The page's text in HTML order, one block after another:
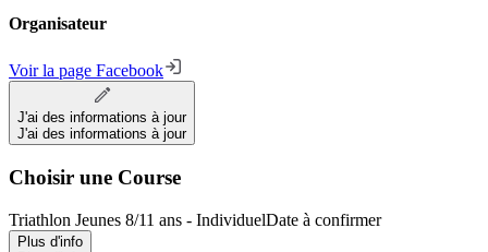
Organisateur
Voir la page Facebook
J'ai des informations à jour
J'ai des informations à jour
Choisir une Course
Triathlon Jeunes 8/11 ans - IndividuelDate à confirmer
Plus d'info